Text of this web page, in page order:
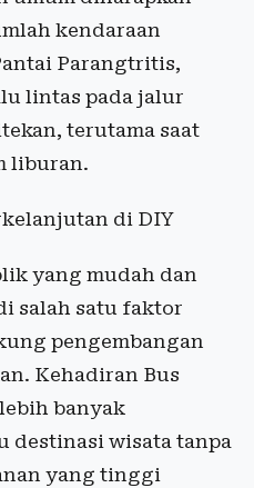
kendaraan
Parangtritis,
lintas pada jalur
terutama saat
liburan.
di DIY
yang mudah dan
salah satu faktor
pengembangan
Kehadiran Bus
banyak
destinasi wisata tanpa
yang tinggi